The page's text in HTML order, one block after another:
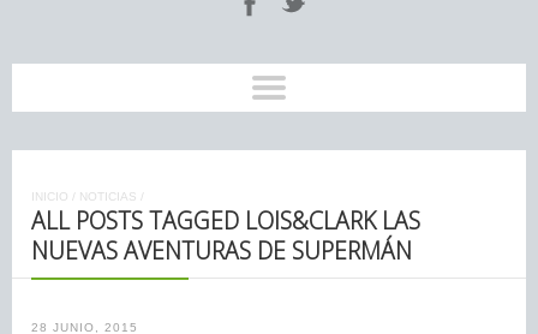
INICIO / NOTICIAS /
ALL POSTS TAGGED LOIS&CLARK LAS
NUEVAS AVENTURAS DE SUPERMÁN
28 JUNIO, 2015